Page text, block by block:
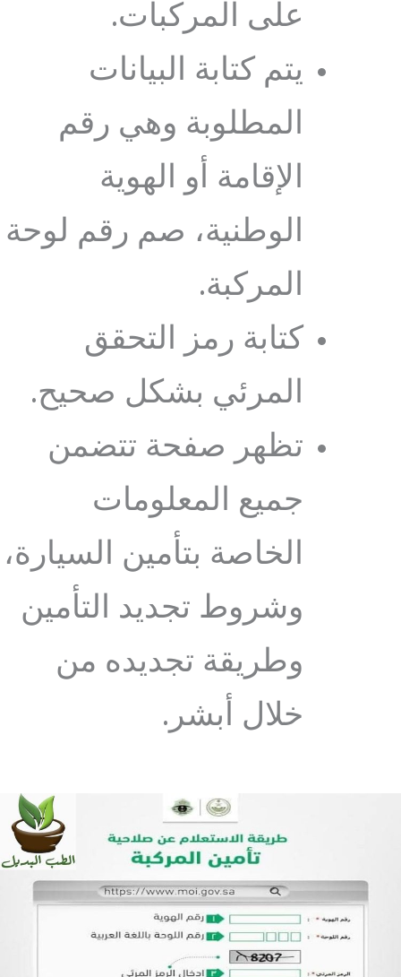
على المركبات.
يتم كتابة البيانات
المطلوبة وهي رقم
الإقامة أو الهوية
الوطنية، صم رقم لوحة
المركبة.
كتابة رمز التحقق
المرئي بشكل صحيح.
تظهر صفحة تتضمن
جميع المعلومات
الخاصة بتأمين السيارة،
وشروط تجديد التأمين
وطريقة تجديده من
خلال أبشر.